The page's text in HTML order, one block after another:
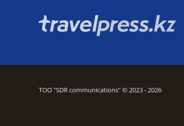
ТОО "SDR communications" © 2023 - 2026